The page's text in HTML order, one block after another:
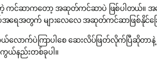
ေတဲ့ ကင်ဆာကတော့ အဆုတ်ကင်ဆာပဲ ဖြစ်ပါတ
အတွက် များလေလေ အဆုတ်ကင်ဆာဖြစ်နိုင်ခြေ
ောက်ပဲကြာပါစေ ဆေးလိပ်ဖြတ်လိုက်ပြီဆိုတ
ယ်နည်းတစ်ခုပါ။